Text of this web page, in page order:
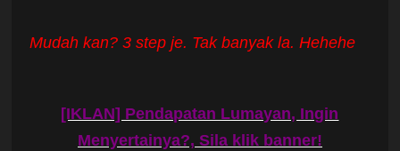
Mudah kan? 3 step je. Tak banyak la. Hehehe
[IKLAN] Pendapatan Lumayan, Ingin
Menyertainya?, Sila klik banner!